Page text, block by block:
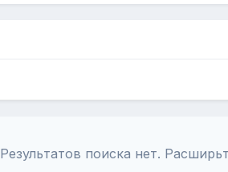
Результатов поиска нет.